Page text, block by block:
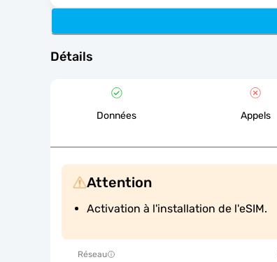
Détails
Données Appels
Attention
Activation à l'installation de l'eSIM.
Réseau